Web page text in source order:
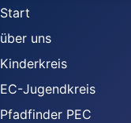
Start
über uns
Kinderkreis
EC-Jugendkreis
Pfadfinder PEC